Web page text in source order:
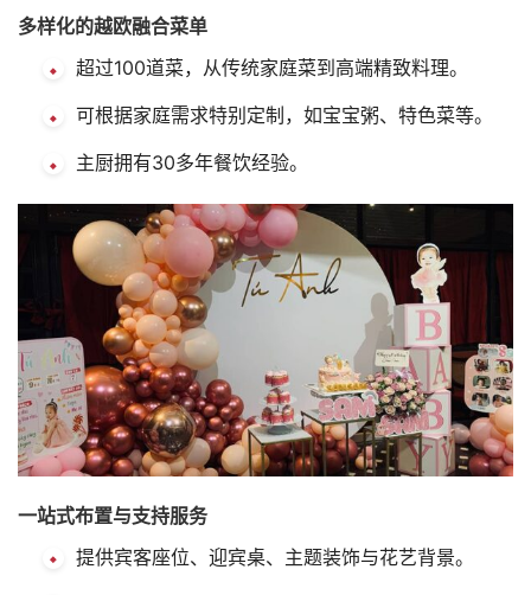
多样化的越欧融合菜单
超过100道菜，从传统家庭菜到高端精致料理。
可根据家庭需求特别定制，如宝宝粥、特色菜等。
主厨拥有30多年餐饮经验。
一站式布置与支持服务
提供宾客座位、迎宾桌、主题装饰与花艺背景。